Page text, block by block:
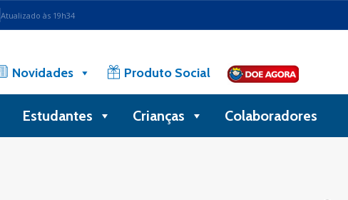
Atualizado às 19h34
Novidades Produto Social
Estudantes Crianças Colaboradores